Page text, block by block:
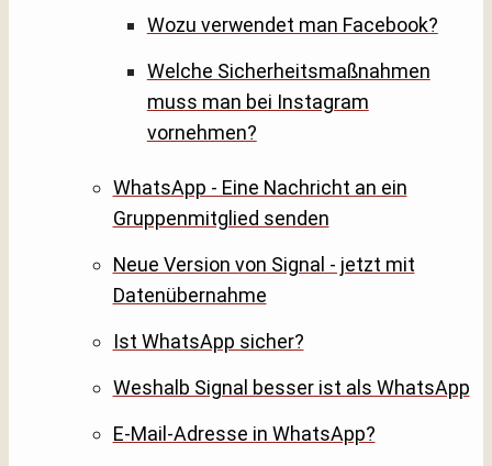
Wozu verwendet man Facebook?
Welche Sicherheitsmaßnahmen
muss man bei Instagram
vornehmen?
WhatsApp - Eine Nachricht an ein
Gruppenmitglied senden
Neue Version von Signal - jetzt mit
Datenübernahme
Ist WhatsApp sicher?
Weshalb Signal besser ist als WhatsApp
E-Mail-Adresse in WhatsApp?